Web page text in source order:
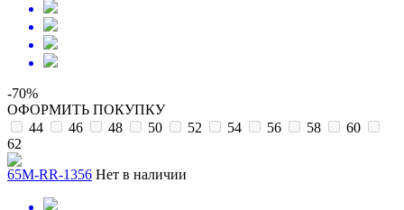
-70%
ОФОРМИТЬ ПОКУПКУ
44
46 48 50 52 54 56 58
60
62
65M-RR-1356 Нет в наличии